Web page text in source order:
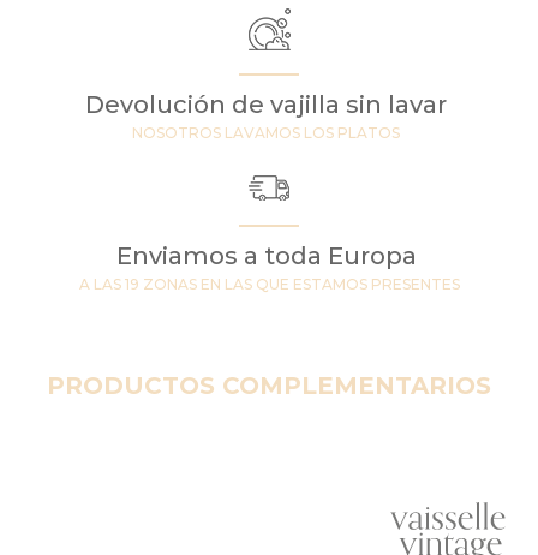
Devolución de vajilla sin lavar
NOSOTROS LAVAMOS LOS PLATOS
Enviamos a toda Europa
A LAS 19 ZONAS EN LAS QUE ESTAMOS PRESENTES
PRODUCTOS COMPLEMENTARIOS